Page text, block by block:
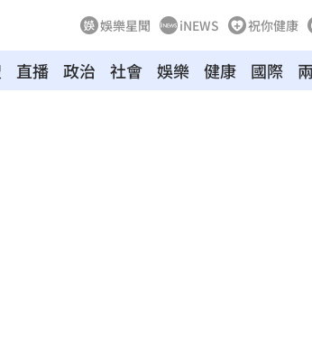
娛樂星聞 iNEWS 祝你健康
直播 政治 社會 娛樂 健康 國際